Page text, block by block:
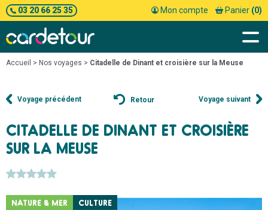
03 20 66 25 35 Mon compte Panier (0)
Accueil > Nos voyages > Citadelle de Dinant et croisière sur la Meuse
Voyage précédent Retour Voyage suivant
CITADELLE DE DINANT ET CROISIÈRE
SUR LA MEUSE
NATURE & MER CULTURE